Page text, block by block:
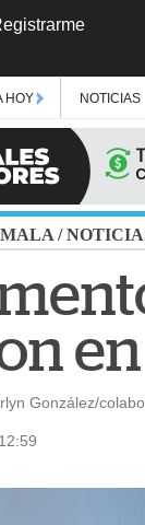
HOY NOTICIAS
/
González/